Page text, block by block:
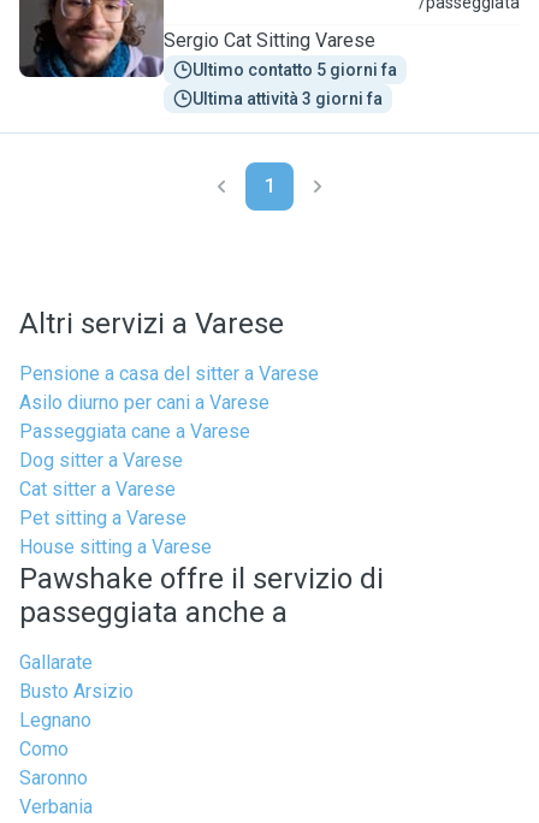
Sergio Cat Sitting Varese
Ultimo contatto 5 giorni fa
Ultima attività 3 giorni fa
1
Altri servizi a Varese
Pensione a casa del sitter a Varese
Asilo diurno per cani a Varese
Passeggiata cane a Varese
Dog sitter a Varese
Cat sitter a Varese
Pet sitting a Varese
House sitting a Varese
Pawshake offre il servizio di
passeggiata anche a
Gallarate
Busto Arsizio
Legnano
Como
Saronno
Verbania